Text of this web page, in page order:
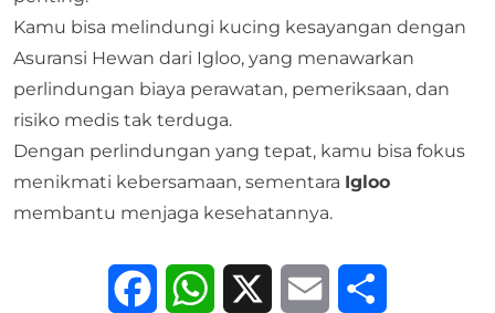
Kamu bisa melindungi kucing kesayangan dengan
Asuransi Hewan dari Igloo, yang menawarkan
perlindungan biaya perawatan, pemeriksaan, dan
risiko medis tak terduga.
Dengan perlindungan yang tepat, kamu bisa fokus
menikmati kebersamaan, sementara Igloo
membantu menjaga kesehatannya.
FacebookWhatsApp Email